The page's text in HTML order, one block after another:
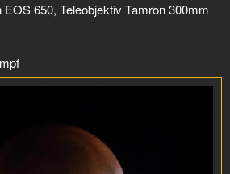
EOS 650, Teleobjektiv Tamron 300mm